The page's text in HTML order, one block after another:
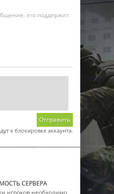
это поддержит
Отправить
к блокировке аккаунта.
СЕРВЕРА